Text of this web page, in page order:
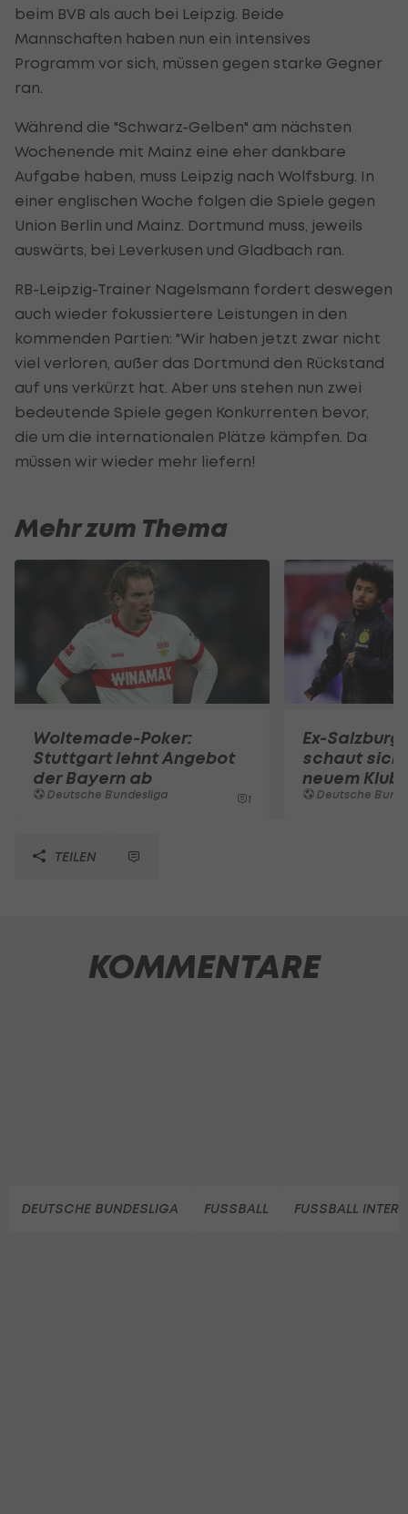
beim BVB als auch bei Leipzig. Beide
Mannschaften haben nun ein intensives
Programm vor sich, müssen gegen starke Gegner
ran.
Während die "Schwarz-Gelben" am nächsten
Wochenende mit Mainz eine eher dankbare
Aufgabe haben, muss Leipzig nach Wolfsburg. In
einer englischen Woche folgen die Spiele gegen
Union Berlin und Mainz. Dortmund muss, jeweils
auswärts, bei Leverkusen und Gladbach ran.
RB-Leipzig-Trainer Nagelsmann fordert deswegen
auch wieder fokussiertere Leistungen in den
kommenden Partien: "Wir haben jetzt zwar nicht
viel verloren, außer das Dortmund den Rückstand
auf uns verkürzt hat. Aber uns stehen nun zwei
bedeutende Spiele gegen Konkurrenten bevor,
die um die internationalen Plätze kämpfen. Da
müssen wir wieder mehr liefern!
Mehr zum Thema
Woltemade-Poker:
Stuttgart lehnt Angebot
der Bayern ab
Deutsche Bundesliga 1
Ex-
schaut sich
neuem Klub
Deutsche
TEILEN
KOMMENTARE
DEUTSCHE BUNDESLIGA FUSSBALL FUSSBALL